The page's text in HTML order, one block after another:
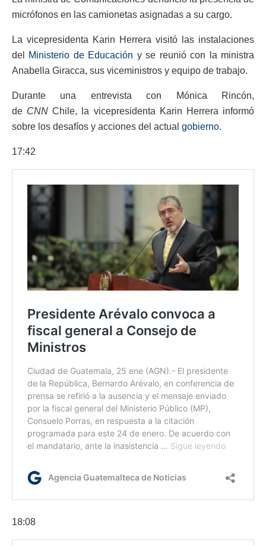
micrófonos en las camionetas asignadas a su cargo.
La vicepresidenta Karin Herrera visitó las instalaciones
del Ministerio de Educación y se reunió con la ministra
Anabella Giracca, sus viceministros y equipo de trabajo.
Durante una entrevista con Mónica Rincón,
de CNN Chile, la vicepresidenta Karin Herrera informó
sobre los desafíos y acciones del actual gobierno.
17:42
18:08